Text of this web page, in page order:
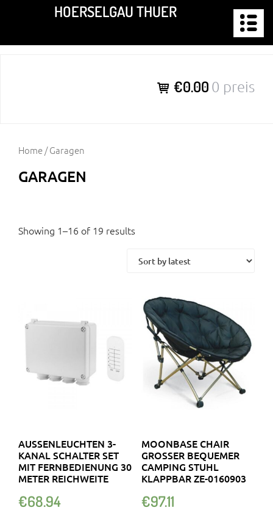
springen
HOERSELGAU THUER
€0.00 0 preis
Home/ Garagen
GARAGEN
Showing 1–16 of 19 results
AUSSENLEUCHTEN 3-K
ANAL SCHALTER SET M
IT FERNBEDIENUNG 30 M
ETER REICHWEITE
€68.94
MOONBASE CHAIR
GROSSER BEQUEMER C
AMPING STUHL K
LAPPBAR ZE-0160903
€97.11